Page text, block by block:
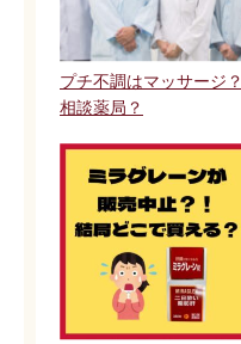
プチ不調はマッサージ？
相談薬局？